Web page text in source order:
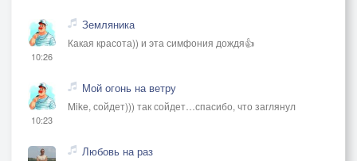
10:26
Земляника
Какая красота)) и эта симфония дождя👍
10:23
Мой огонь на ветру
Mike, сойдет))) так сойдет…спасибо, что заглянул
Любовь на раз